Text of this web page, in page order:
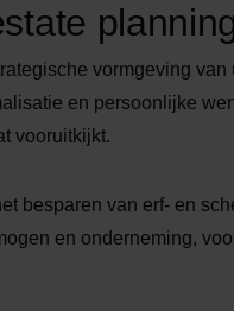
vormgeving
en persoonlijke
vooruitkijkt.
besparen van erf- en
en onderneming,